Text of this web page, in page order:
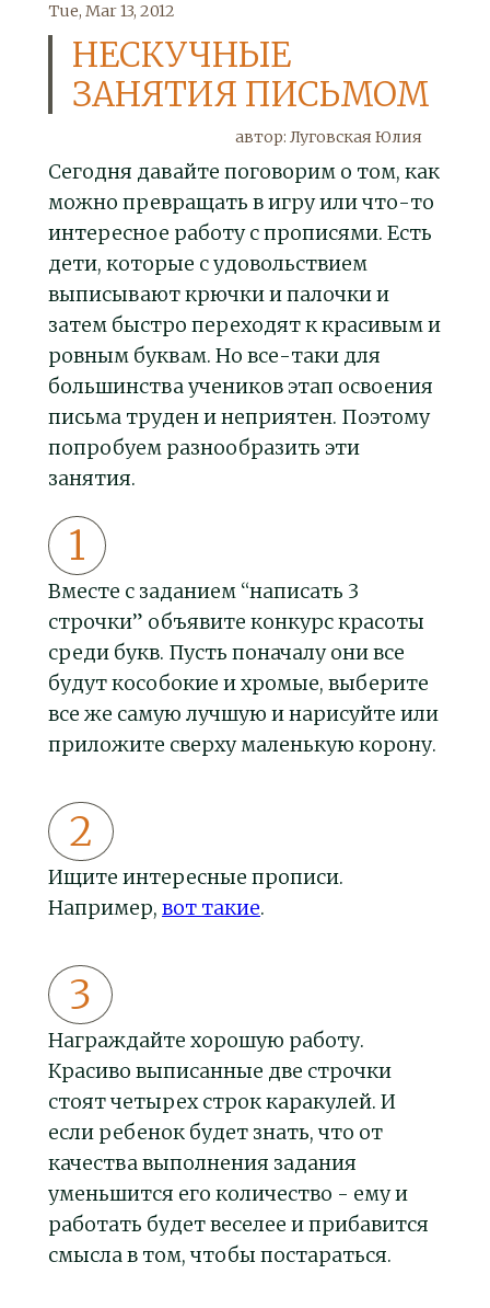
Tue, Mar 13, 2012
НЕСКУЧНЫЕ
ЗАНЯТИЯ ПИСЬМОМ
автор: Луговская Юлия
Сегодня давайте поговорим о том, как
можно превращать в игру или что-то
интересное работу с прописями. Есть
дети, которые с удовольствием
выписывают крючки и палочки и
затем быстро переходят к красивым и
ровным буквам. Но все-таки для
большинства учеников этап освоения
письма труден и неприятен. Поэтому
попробуем разнообразить эти
занятия.
Вместе с заданием “написать 3
строчки” объявите конкурс красоты
среди букв. Пусть поначалу они все
будут кособокие и хромые, выберите
все же самую лучшую и нарисуйте или
приложите сверху маленькую корону.
Ищите интересные прописи.
Например, вот такие.
Награждайте хорошую работу.
Красиво выписанные две строчки
стоят четырех строк каракулей. И
если ребенок будет знать, что от
качества выполнения задания
уменьшится его количество - ему и
работать будет веселее и прибавится
смысла в том, чтобы постараться.